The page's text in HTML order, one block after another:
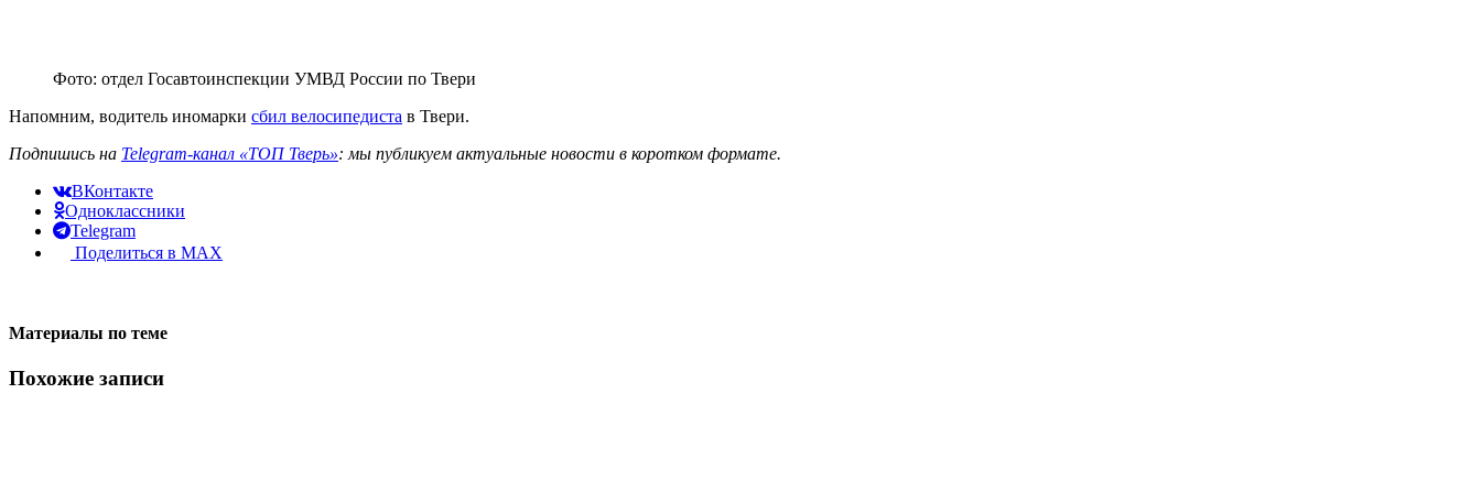
Фото: отдел Госавтоинспекции УМВД России по Твери
Напомним, водитель иномарки сбил велосипедиста в Твери.
Подпишись на Telegram-канал «ТОП Тверь»: мы публикуем актуальные новости в коротком формате.
ВКонтакте
Одноклассники
Telegram
Поделиться в MAX
Материалы по теме
Похожие записи